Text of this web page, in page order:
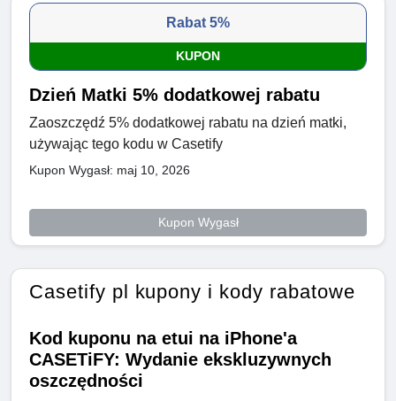
Rabat 5%
KUPON
Dzień Matki 5% dodatkowej rabatu
Zaoszczędź 5% dodatkowej rabatu na dzień matki,
używając tego kodu w Casetify
Kupon Wygasł: maj 10, 2026
Kupon Wygasł
Casetify pl kupony i kody rabatowe
Kod kuponu na etui na iPhone'a
CASETiFY: Wydanie ekskluzywnych
oszczędności